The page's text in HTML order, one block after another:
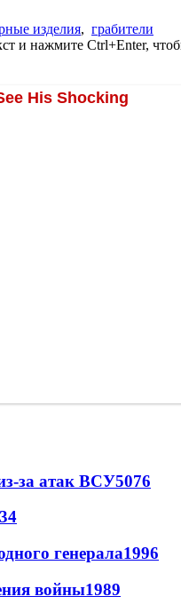
изделия, грабители
и нажмите Ctrl+Enter,
за атак ВСУ5076
генерала1996
войны1989